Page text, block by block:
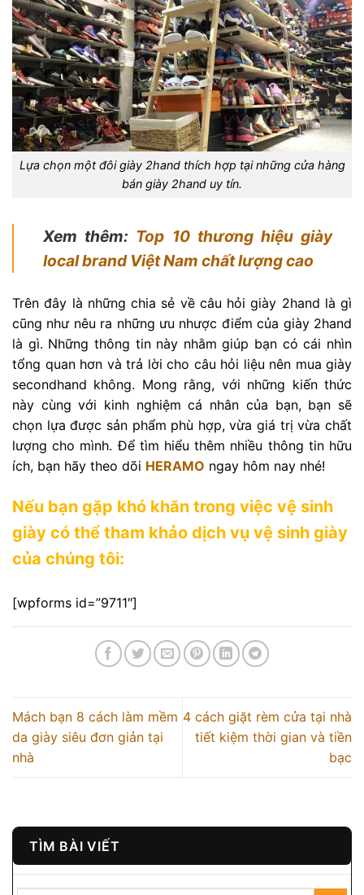
TÌM BÀI VIẾT
Lựa chọn một đôi giày 2hand thích hợp tại những cửa hàng
bán giày 2hand uy tín.
Xem thêm: Top 10 thương hiệu giày
local brand Việt Nam chất lượng cao
Trên đây là những chia sẻ về câu hỏi giày 2hand là gì
cũng như nêu ra những ưu nhược điểm của giày 2hand
là gì. Những thông tin này nhằm giúp bạn có cái nhìn
tổng quan hơn và trả lời cho câu hỏi liệu nên mua giày
secondhand không. Mong rằng, với những kiến thức
này cùng với kinh nghiệm cá nhân của bạn, bạn sẽ
chọn lựa được sản phẩm phù hợp, vừa giá trị vừa chất
lượng cho mình. Để tìm hiểu thêm nhiều thông tin hữu
ích, bạn hãy theo dõi HERAMO ngay hôm nay nhé!
Nếu bạn gặp khó khăn trong việc vệ sinh
giày có thể tham khảo dịch vụ vệ sinh giày
của chúng tôi:
[wpforms id=”9711″]
Mách bạn 8 cách làm mềm
da giày siêu đơn giản tại
nhà
4 cách giặt rèm cửa tại nhà
tiết kiệm thời gian và tiền
bạc